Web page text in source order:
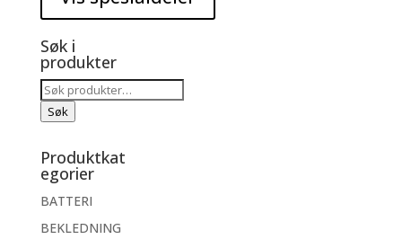
Søk i
produkter
Søk
etter:
Søk
Produktkat
egorier
BATTERI
BEKLEDNING